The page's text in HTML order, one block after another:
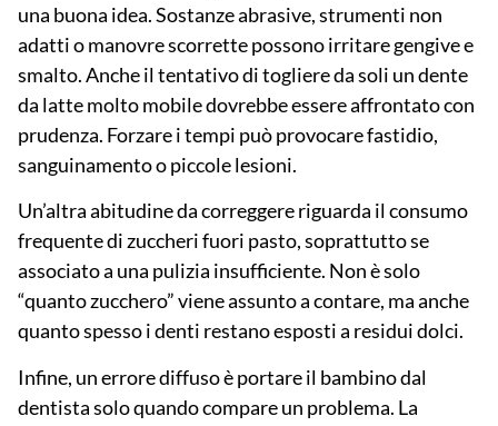
una buona idea. Sostanze abrasive, strumenti non
adatti o manovre scorrette possono irritare gengive e
smalto. Anche il tentativo di togliere da soli un dente
da latte molto mobile dovrebbe essere affrontato con
prudenza. Forzare i tempi può provocare fastidio,
sanguinamento o piccole lesioni.
Un’altra abitudine da correggere riguarda il consumo
frequente di zuccheri fuori pasto, soprattutto se
associato a una pulizia insufficiente. Non è solo
“quanto zucchero” viene assunto a contare, ma anche
quanto spessoi denti restano esposti a residui dolci.
Infine, un errore diffuso è portare il bambino dal
dentista solo quando compare un problema. La